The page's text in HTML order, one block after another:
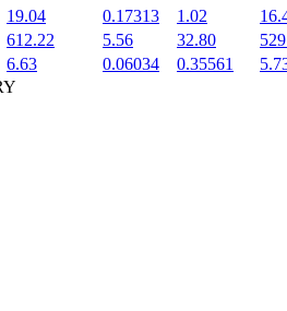
19.04 0.17313 1.02
612.22 5.56 32.80
6.63 0.06034 0.35561